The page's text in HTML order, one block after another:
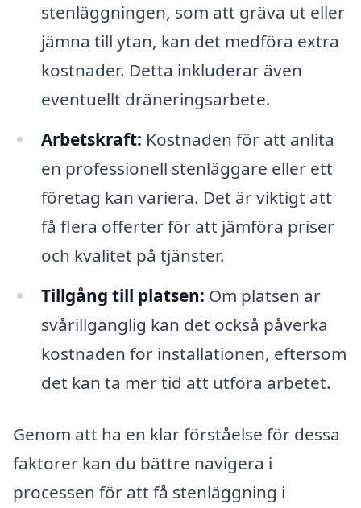
stenläggningen, som att gräva ut eller
jämna till ytan, kan det medföra extra
kostnader. Detta inkluderar även
eventuellt dräneringsarbete.
Arbetskraft: Kostnaden för att anlita
en professionell stenläggare eller ett
företag kan variera. Det är viktigt att
få flera offerter för att jämföra priser
och kvalitet på tjänster.
Tillgång till platsen: Om platsen är
svårillgänglig kan det också påverka
kostnaden för installationen, eftersom
det kan ta mer tid att utföra arbetet.
Genom att ha en klar förståelse för dessa
faktorer kan du bättre navigera i
processen för att få stenläggning i